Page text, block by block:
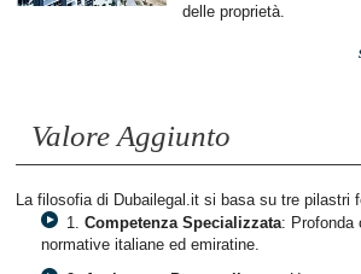
delle proprietà.
Valore Aggiunto
La filosofia di Dubailegal.it si basa su tre pilastri
1.Competenza Specializzata: Profonda
normative italiane ed emiratine.